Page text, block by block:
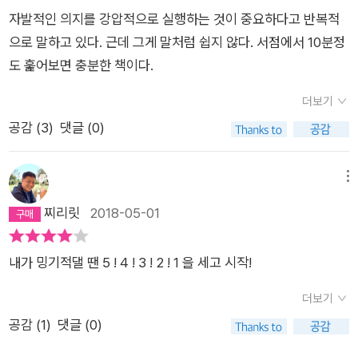
것이다. 그리고 매일 자신이 겪은 어처구니없는 상황을 돌이켜보
며 상황이 바뀌기를 기다리느라 소중한 시간을 무수히 흘려보냈
다는 사실도 알게 될 것이다. 하지만 일상을 바꾸고 일상을 바꾸
5초가 남아 있다. 저자는 ‘5초의 법칙’이 무의미했던 시간을 끝내
줄 것이라고 단언한다. 목표를 향해 행동하고 싶은 본능이 생기는
순간, ‘5-4-3-2-1’ 숫자를 거꾸로 세고 몸을 움직이면 된다. 이
책은 어떤 상황에서도 더 이상 결정을 두려워하지 않고 지금 시작
하게 만드는 방법과 스스로의 영웅이 되는 용기를 선물할 것이다.
자발적인 의지를 강압적으로 실행하는 것이 중요하다고 반복적
으로 말하고 있다. 근데 그게 말처럼 쉽지 않다. 서점에서 10분정
도 훑어보면 충분한 책이다.
더보기
공감 (3) 댓글 (0)
찌리릿 2018-05-01
내가 밍기적댈 땐 5 ! 4 ! 3 ! 2 ! 1 을 세고 시작!
더보기
공감 (1) 댓글 (0)